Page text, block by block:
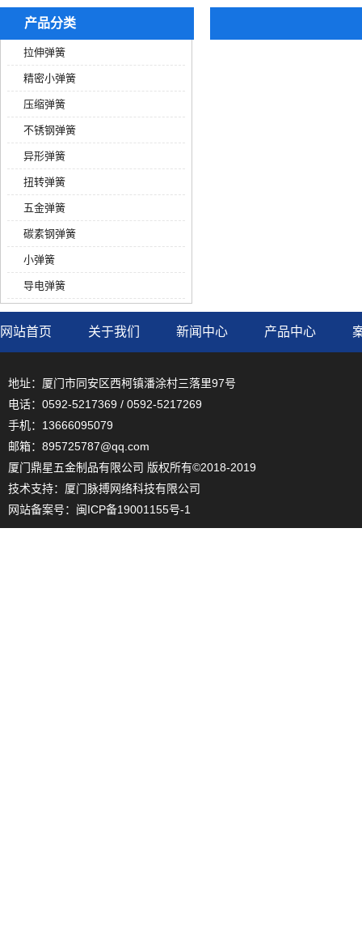
产品分类
拉伸弹簧
精密小弹簧
压缩弹簧
不锈钢弹簧
异形弹簧
扭转弹簧
五金弹簧
碳素钢弹簧
小弹簧
导电弹簧
网站首页 关于我们 新闻中心 产品中心
地址：厦门市同安区西柯镇潘涂村三落里97号
电话：0592-5217369 / 0592-5217269
手机：13666095079
邮箱：895725787@qq.com
厦门鼎星五金制品有限公司 版权所有©2018-2019
技术支持： 厦门脉搏网络科技有限公司
网站备案号： 闽ICP备19001155号-1